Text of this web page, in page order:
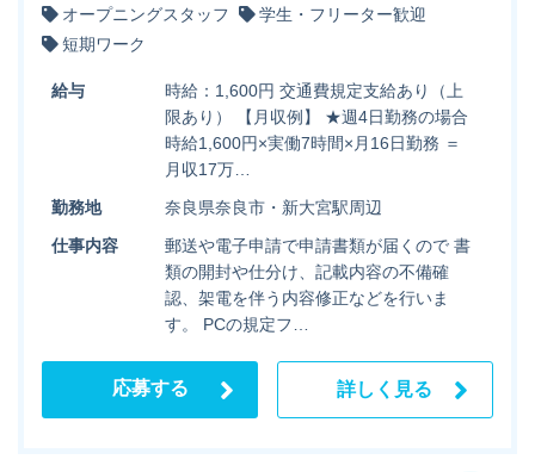
オープニングスタッフ
学生・フリーター歓迎
短期ワーク
給与
時給：1,600円 交通費規定支給あり（上
限あり） 【月収例】 ★週4日勤務の場合
時給1,600円×実働7時間×月16日勤務 ＝
月収17万…
勤務地
奈良県奈良市・新大宮駅周辺
仕事内容
郵送や電子申請で申請書類が届くので 書
類の開封や仕分け、記載内容の不備確
認、架電を伴う内容修正などを行いま
す。 PCの規定フ…
応募する 詳しく見る